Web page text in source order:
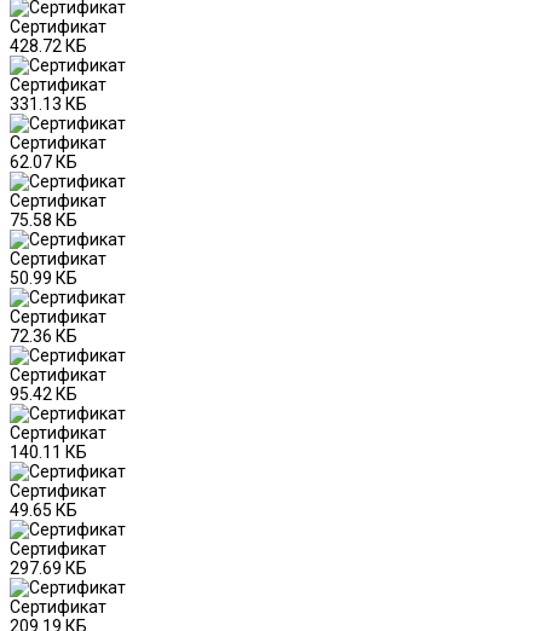
Сертификат
428.72 КБ
Сертификат
331.13 КБ
Сертификат
62.07 КБ
Сертификат
75.58 КБ
Сертификат
50.99 КБ
Сертификат
72.36 КБ
Сертификат
95.42 КБ
Сертификат
140.11 КБ
Сертификат
49.65 КБ
Сертификат
297.69 КБ
Сертификат
209.19 КБ